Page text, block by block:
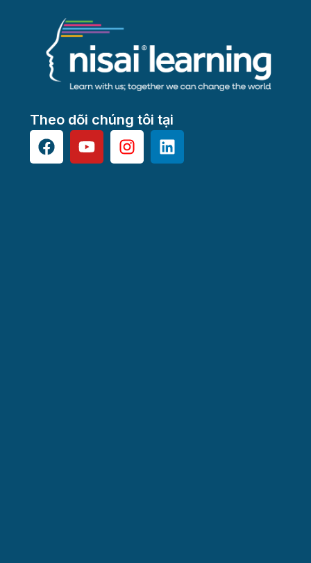
Theo dõi chúng tôi tại